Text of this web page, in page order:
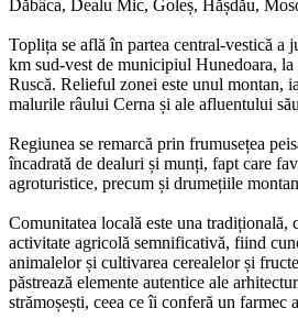
Dăbâca, Dealu Mic, Goleș, Hășdău,
Toplița se află în partea central-vestică a
km sud-vest de municipiul Hunedoara,
Ruscă. Relieful zonei este unul montan,
malurile râului Cerna și ale afluentului
Regiunea se remarcă prin frumusețea
încadrată de dealuri și munți, fapt care
agroturistice, precum și drumețiile
Comunitatea locală este una tradițională,
activitate agricolă semnificativă, fiind
animalelor și cultivarea cerealelor și
păstrează elemente autentice ale
strămoșești, ceea ce îi conferă un farmec